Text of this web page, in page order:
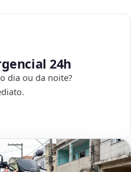
24h
dia ou da noite?